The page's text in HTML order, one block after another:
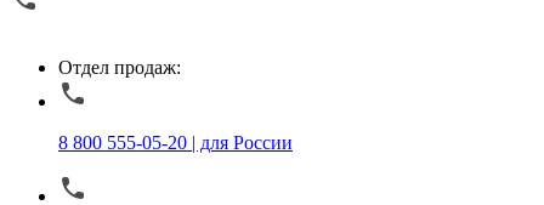
Отдел продаж:
8 800 555-05-20 | для России